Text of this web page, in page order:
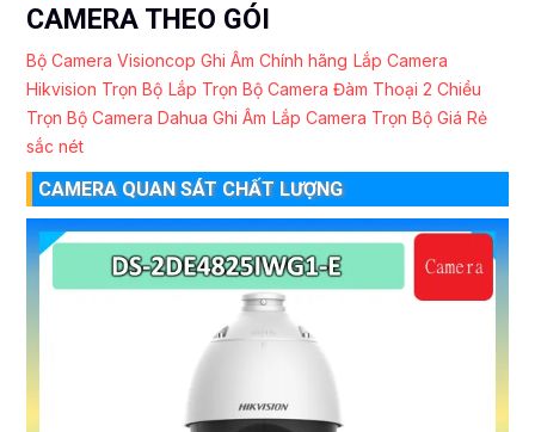
CAMERA THEO GÓI
Bộ Camera Visioncop Ghi Âm Chính hãng Lắp Camera
Hikvision Trọn Bộ Lắp Trọn Bộ Camera Đàm Thoại 2 Chiều
Trọn Bộ Camera Dahua Ghi Âm Lắp Camera Trọn Bộ Giá Rẻ
sắc nét
CAMERA QUAN SÁT CHẤT LƯỢNG